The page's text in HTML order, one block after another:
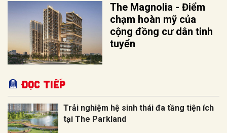
The Magnolia - Điểm
chạm hoàn mỹ của
cộng đồng cư dân tinh
tuyển
Đọc tiếp
Trải nghiệm hệ sinh thái đa tầng tiện ích
tại The Parkland